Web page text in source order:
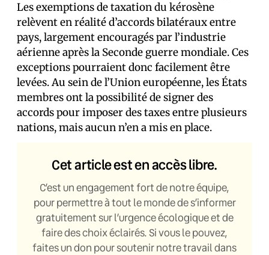
Les exemptions de taxation du kérosène
relèvent en réalité d’accords bilatéraux entre
pays, largement encouragés par l’industrie
aérienne après la Seconde guerre mondiale. Ces
exceptions pourraient donc facilement être
levées. Au sein de l’Union européenne, les États
membres ont la possibilité de signer des
accords pour imposer des taxes entre plusieurs
nations, mais aucun n’en a mis en place.
Cet article est en accès libre.
C’est un engagement fort de notre équipe,
pour permettre à tout le monde de s’informer
gratuitement sur l’urgence écologique et de
faire des choix éclairés. Si vous le pouvez,
faites un don pour soutenir notre travail dans